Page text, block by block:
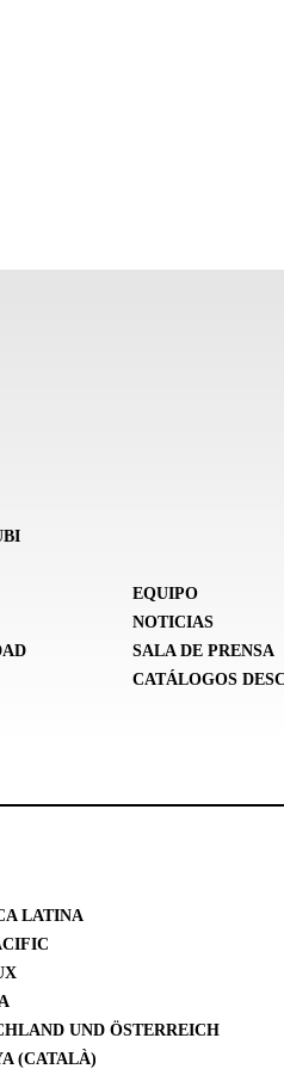
EQUIPO
NOTICIAS
SALA DE PRENSA
CATÁLOGOS
LATINA
UND ÖSTERREICH
(CATALÀ)